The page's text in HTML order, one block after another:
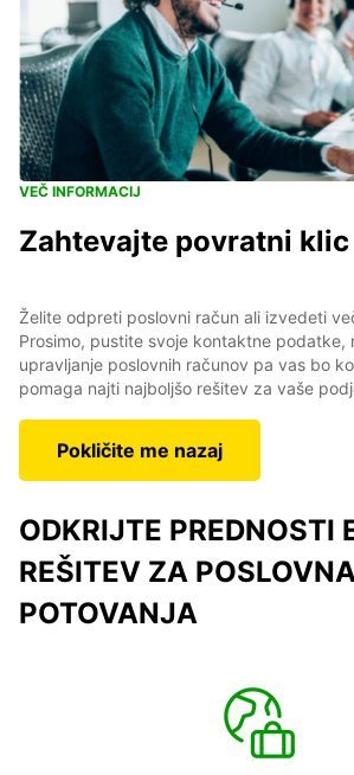
VEČ INFORMACIJ
Zahtevajte povratni klic
Želite odpreti poslovni račun ali izvedeti
Prosimo, pustite svoje kontaktne podatke,
upravljanje poslovnih računov pa vas bo
pomaga najti najboljšo rešitev za vaše
Pokličite me nazaj
ODKRIJTE PREDNOSTI
REŠITEV ZA
POTOVANJA